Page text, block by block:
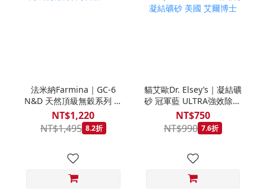
法米納Farmina｜GC-6
N&D 天然頂級無穀系列 室
內/結紮貓 雞肉石榴 1.5KG
NT$1,220
NT$1,495 8.2折
貓艾歐Dr. Elsey’s｜凝結礦
砂 冠軍藍 ULTRA強效除臭
40LB｜Cat Litter 40磅 貓
砂 凝結礦砂 美國 艾爾博士
NT$750
NT$990 7.6折